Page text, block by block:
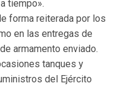
tiempo».
forma reiterada por los
en las entregas de
armamento enviado.
tanques y
del Ejército